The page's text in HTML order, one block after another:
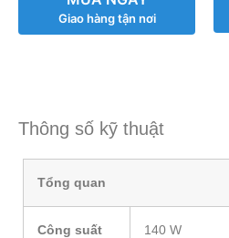
Giao hàng tận nơi
Thông số kỹ thuật
Tổng quan
Công suất 140 W